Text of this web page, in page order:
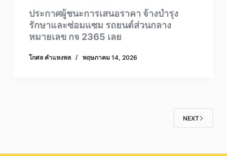
ประกาศผู้ชนะการเสนอราคา จ้างบำรุง
รักษาและซ่อมแซม รถยนต์ส่วนกลาง
หมายเลข กจ 2365 เลย
โกศล คําแหงพล พฤษภาคม 14, 2026
NEXT